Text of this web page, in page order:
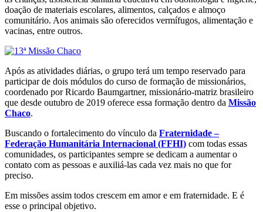
doação de materiais escolares, alimentos, calçados e almoço
comunitário. Aos animais são oferecidos vermífugos, alimentação e
vacinas, entre outros.
Após as atividades diárias, o grupo terá um tempo reservado para
participar de dois módulos do curso de formação de missionários,
coordenado por Ricardo Baumgartner, missionário-matriz brasileiro
que desde outubro de 2019 oferece essa formação dentro da Missão
Chaco.
Buscando o fortalecimento do vínculo da Fraternidade –
Federação Humanitária Internacional (FFHI) com todas essas
comunidades, os participantes sempre se dedicam a aumentar o
contato com as pessoas e auxiliá-las cada vez mais no que for
preciso.
Em missões assim todos crescem em amor e em fraternidade. E é
esse o principal objetivo.